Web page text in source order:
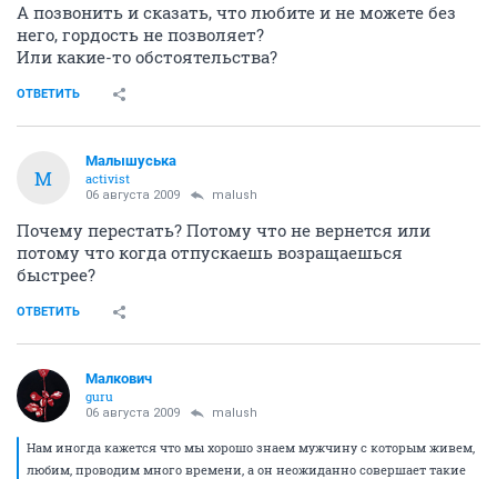
А позвонить и сказать, что любите и не можете без
него, гордость не позволяет?
Или какие-то обстоятельства?
ОТВЕТИТЬ
М
Малышуська
activist
06 августа 2009 malush
Почему перестать? Потому что не вернется или
потому что когда отпускаешь возращаешься
быстрее?
ОТВЕТИТЬ
Малкович
guru
06 августа 2009 malush
Нам иногда кажется что мы хорошо знаем мужчину с которым живем,
любим, проводим много времени, а он неожиданно совершает такие